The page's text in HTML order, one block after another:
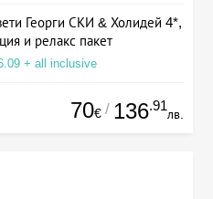
Георги СКИ & Холидей 4*,
и релакс пакет
+ all inclusive
70€ / 136.91
лв.